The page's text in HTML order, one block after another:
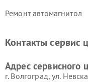
Ремонт автомагнитол
Контакты сервис
Адрес сервисного
г. Волгоград, ул.